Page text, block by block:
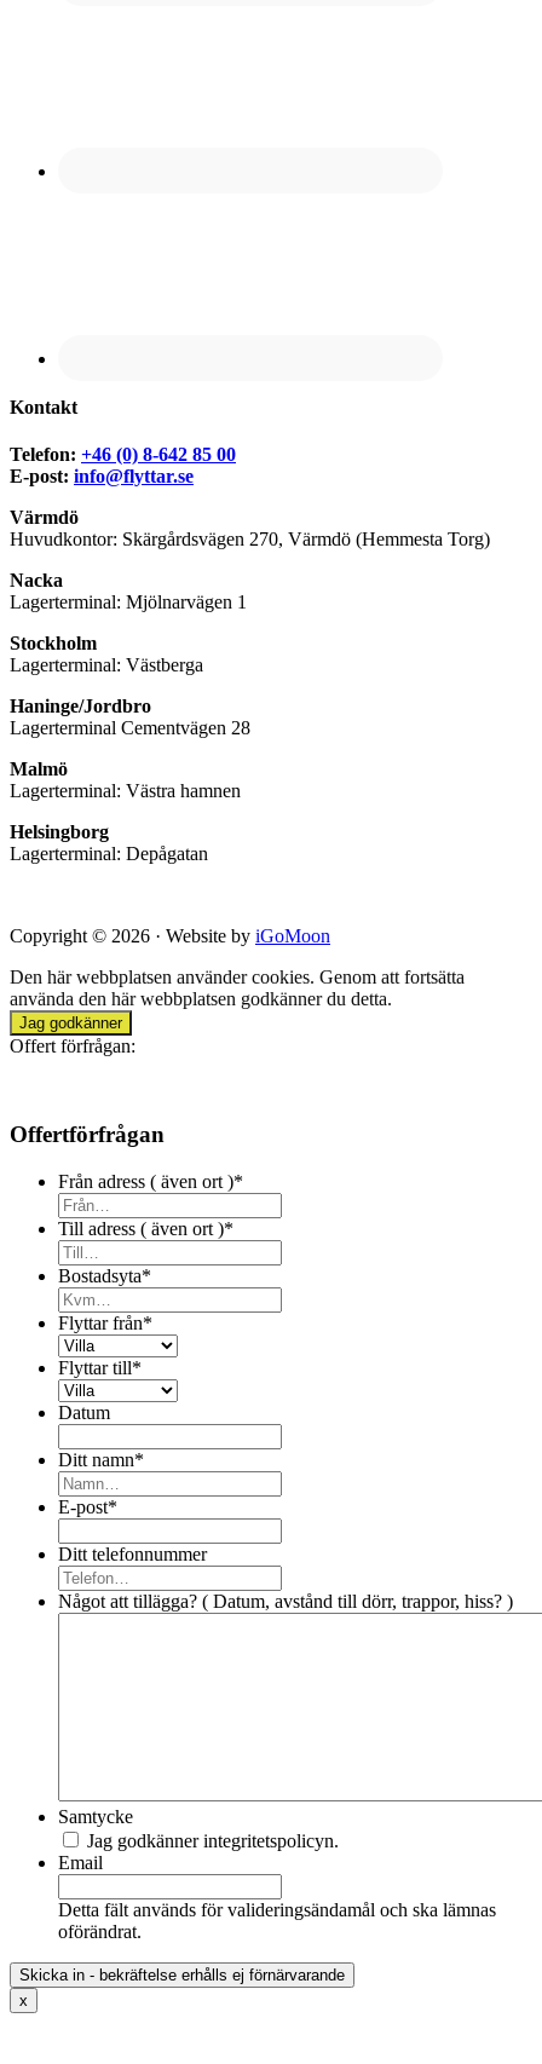
Kontakt
Telefon: +46 (0) 8-642 85 00
E-post: info@flyttar.se
Värmdö
Huvudkontor: Skärgårdsvägen 270, Värmdö (Hemmesta Torg)
Nacka
Lagerterminal: Mjölnarvägen 1
Stockholm
Lagerterminal: Västberga
Haninge/Jordbro
Lagerterminal Cementvägen 28
Malmö
Lagerterminal: Västra hamnen
Helsingborg
Lagerterminal: Depågatan
Copyright © 2026 · Website by iGoMoon
Den här webbplatsen använder cookies. Genom att fortsätta
använda den här webbplatsen godkänner du detta.
Jag godkänner
Offert förfrågan:
Offertförfrågan
Från adress ( även ort )*
Till adress ( även ort )*
Bostadsyta*
Flyttar från*
Flyttar till*
Datum
Ditt namn*
E-post*
Ditt telefonnummer
Något att tillägga? ( Datum, avstånd till dörr, trappor, hiss? )
Samtycke
Jag godkänner integritetspolicyn.
Email
Detta fält används för valideringsändamål och ska lämnas
oförändrat.
x